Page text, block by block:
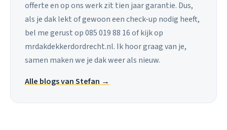
offerte en op ons werk zit tien jaar garantie. Dus,
als je dak lekt of gewoon een check-up nodig heeft,
bel me gerust op 085 019 88 16 of kijk op
mrdakdekkerdordrecht.nl. Ik hoor graag van je,
samen maken we je dak weer als nieuw.
Alle blogs van Stefan →